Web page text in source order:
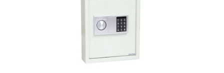
PROTIPOŽÁRNÍ BATERIOVÉ TREZORY NA LITHIOVÉ